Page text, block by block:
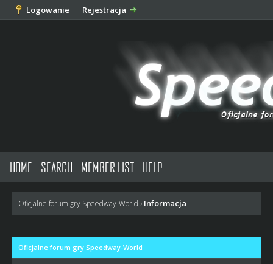
Logowanie Rejestracja
HOME SEARCH MEMBER LIST HELP
Oficjalne forum gry Speedway-World › Informacja
Oficjalne forum gry Speedway-World